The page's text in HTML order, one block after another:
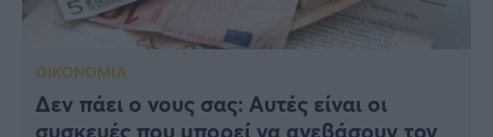
ΟΙΚΟΝΟΜΙΑ
Δεν πάει ο νους σας: Αυτές είναι οι
συσκευές που μπορεί να ανεβάσουν τον